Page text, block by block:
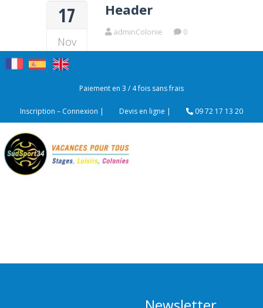
17
Nov
2018
Header
adminColonie 0
Paiement en 3 / 4 fois sans frais
Inscription – Connexion | Devis en ligne | 09 72 17 13 20